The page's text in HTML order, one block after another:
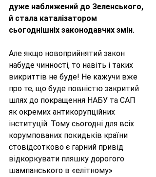
дуже наближений до Зеленського,
й стала каталізатором
сьогоднішніх законодавчих змін.
Але якщо новоприйнятий закон
набуде чинності, то навіть і таких
викриттів не буде! Не кажучи вже
про те, що буде повністю закритий
шлях до покращення НАБУ та САП
як окремих антикорупційних
інституцій. Тому сьогодні для всіх
корумпованих покидьків країни
стовідсотково є гарний привід
відкоркувати пляшку дорогого
шампанського в «елітному»